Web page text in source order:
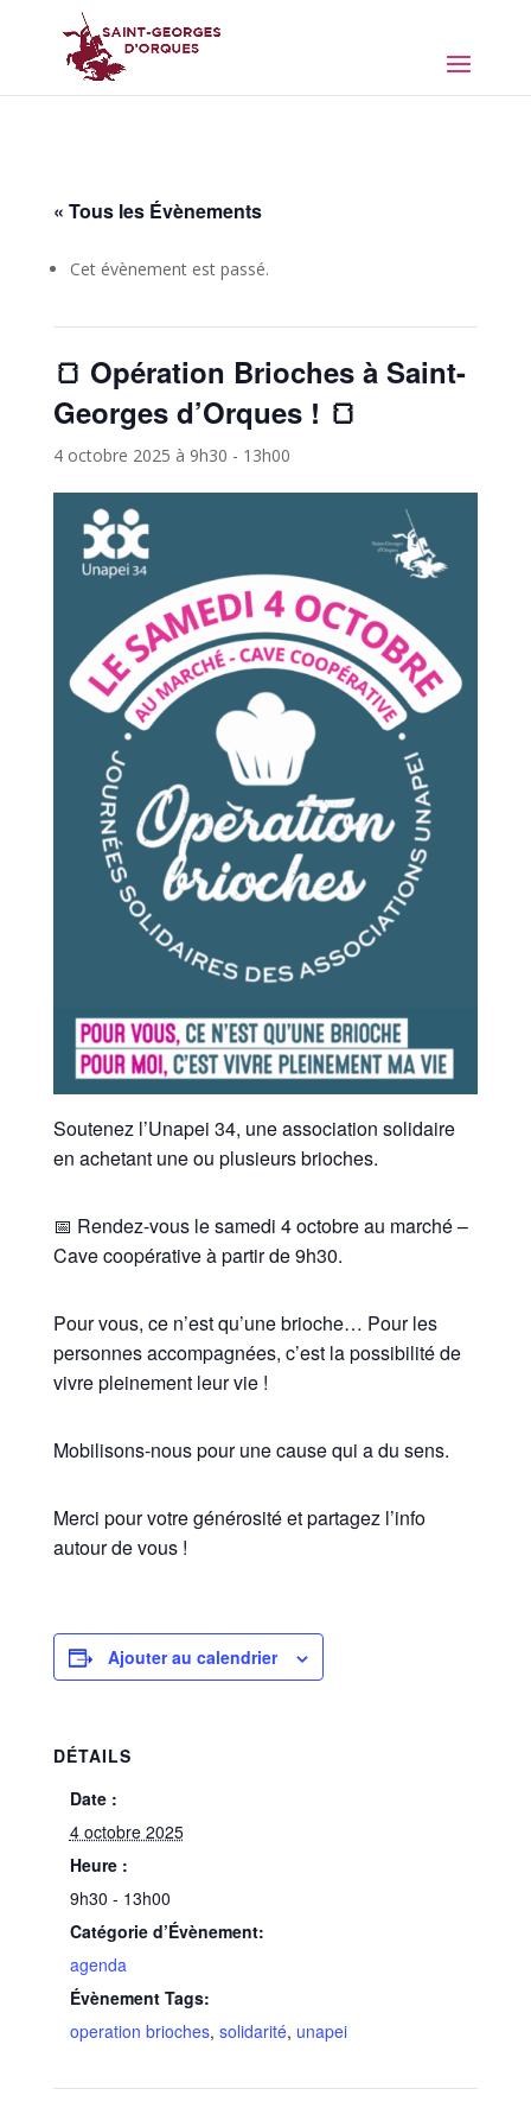
« Tous les Évènements
Cet évènement est passé.
🍞 Opération Brioches à Saint-
Georges d’Orques ! 🍞
4 octobre 2025 à 9h30 - 13h00
Soutenez l’Unapei 34, une association solidaire
en achetant une ou plusieurs brioches.
📅 Rendez-vous le samedi 4 octobre au marché –
Cave coopérative à partir de 9h30.
Pour vous, ce n’est qu’une brioche… Pour les
personnes accompagnées, c’est la possibilité de
vivre pleinement leur vie !
Mobilisons-nous pour une cause qui a du sens.
Merci pour votre générosité et partagez l’info
autour de vous !
Ajouter au calendrier
DÉTAILS
Date :
4 octobre 2025
Heure :
9h30 - 13h00
Catégorie d’Évènement:
agenda
Évènement Tags:
operation brioches, solidarité, unapei